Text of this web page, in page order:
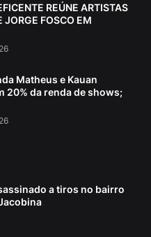
REÚNE ARTISTAS
JORGE FOSCO EM
Matheus e Kauan
20% da renda de shows;
a tiros no bairro